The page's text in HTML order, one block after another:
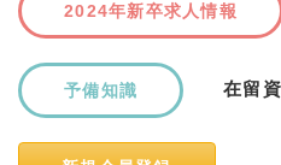
2024年新卒求人情報
予備知識 在留